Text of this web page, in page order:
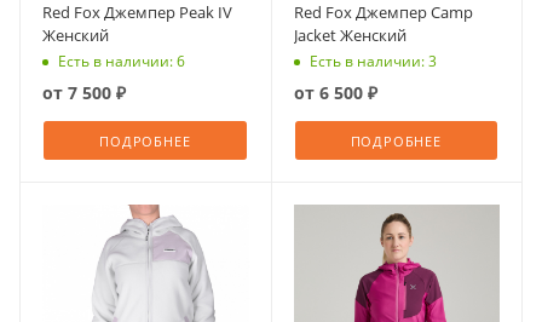
Red Fox Джемпер Peak IV
Женский
Есть в наличии: 6
от 7 500 ₽
ПОДРОБНЕЕ
Red Fox Джемпер Camp
Jacket Женский
Есть в наличии: 3
от 6 500 ₽
ПОДРОБНЕЕ